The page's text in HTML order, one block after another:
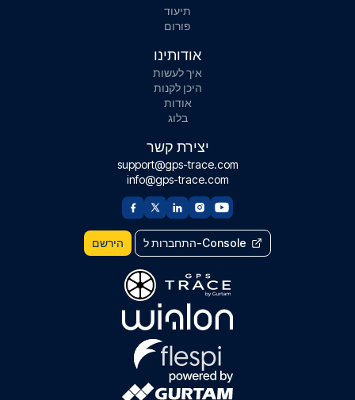
תיעוד
פורום
אודותינו
איך לעשות
היכן לקנות
אודות
בלוג
יצירת קשר
support@gps-trace.com
info@gps-trace.com
הירשם התחברות ל-Console